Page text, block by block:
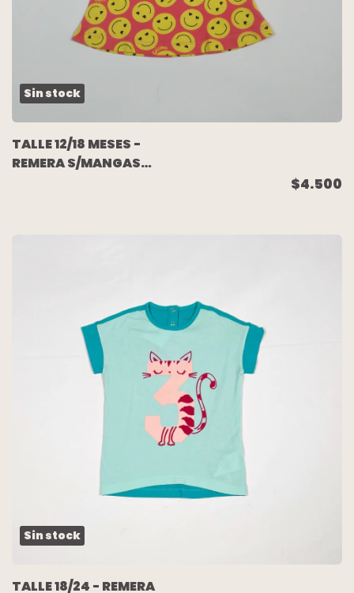
Sin stock
TALLE 12/18 MESES -
REMERA S/MANGAS
$4.500
Sin stock
TALLE 18/24 - REMERA